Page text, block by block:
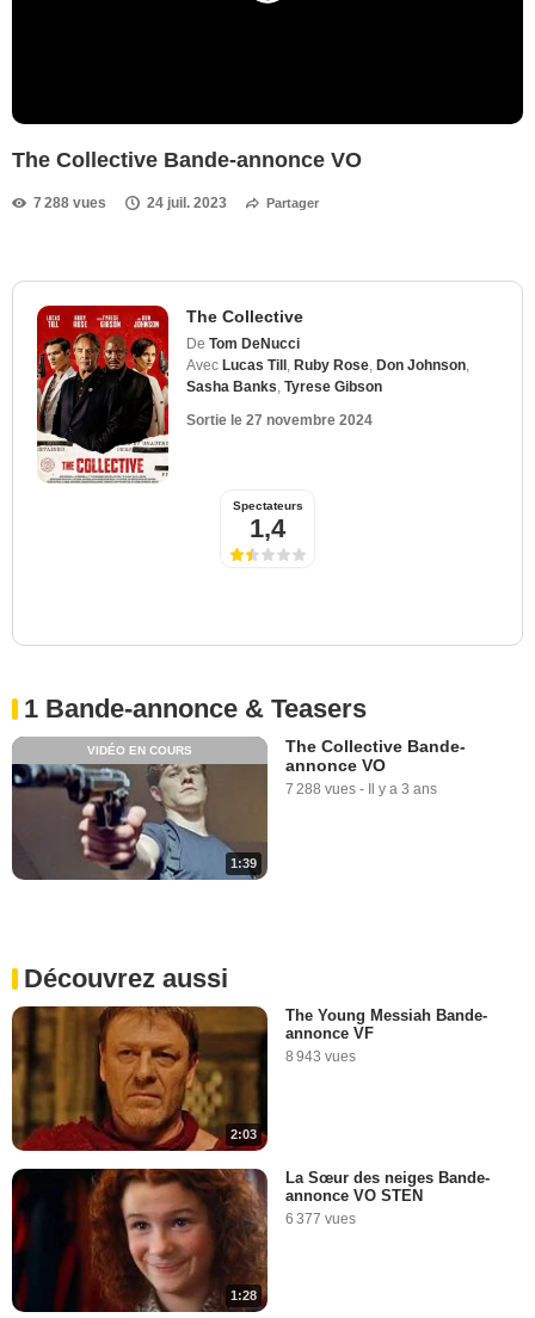
The Collective Bande-annonce VO
7 288 vues 24 juil. 2023 Partager
The Collective
De Tom DeNucci
Avec Lucas Till Ruby Rose Don Johnson
Sasha Banks Tyrese Gibson
Sortie le 27 novembre 2024
Spectateurs
1,4
1 Bande-annonce & Teasers
1:39
VIDÉO EN COURS
The Collective Bande-
annonce VO
7 288 vues - Il y a 3 ans
Découvrez aussi
2:03
The Young Messiah Bande-
annonce VF
8 943 vues
1:28
La Sœur des neiges Bande-
annonce VO STEN
6 377 vues